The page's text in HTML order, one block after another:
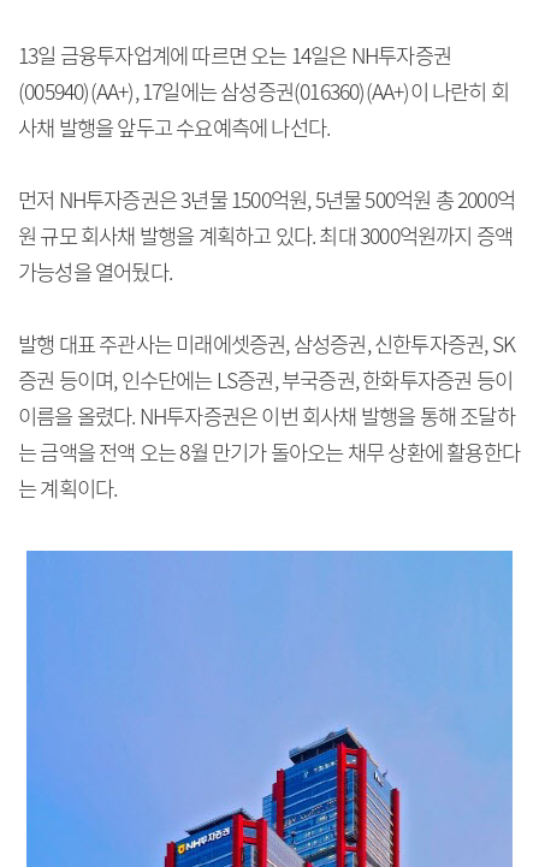
13일 금융투자업계에 따르면 오는 14일은 NH투자증권
(005940)(AA+), 17일에는 삼성증권(016360)(AA+)이 나란히 회
사채 발행을 앞두고 수요예측에 나선다.
먼저 NH투자증권은 3년물 1500억원, 5년물 500억원 총 2000억
원 규모 회사채 발행을 계획하고 있다. 최대 3000억원까지 증액
가능성을 열어뒀다.
발행 대표 주관사는 미래에셋증권, 삼성증권, 신한투자증권, SK
증권 등이며, 인수단에는 LS증권, 부국증권, 한화투자증권 등이
이름을 올렸다. NH투자증권은 이번 회사채 발행을 통해 조달하
는 금액을 전액 오는 8월 만기가 돌아오는 채무 상환에 활용한다
는 계획이다.